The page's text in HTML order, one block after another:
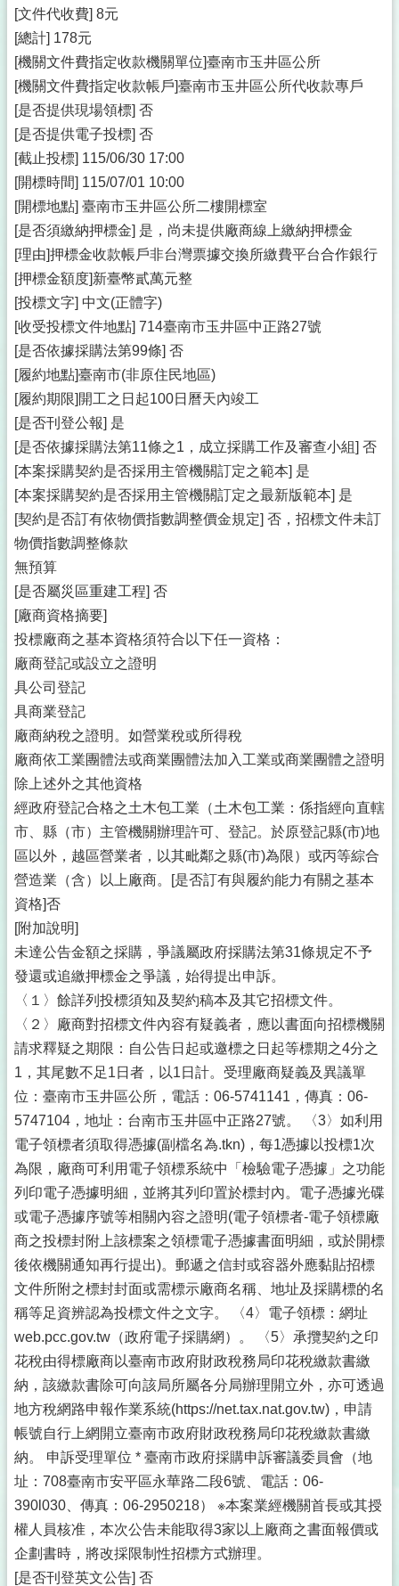
[文件代收費] 8元
[總計] 178元
[機關文件費指定收款機關單位]臺南市玉井區公所
[機關文件費指定收款帳戶]臺南市玉井區公所代收款專戶
[是否提供現場領標] 否
[是否提供電子投標] 否
[截止投標] 115/06/30 17:00
[開標時間] 115/07/01 10:00
[開標地點] 臺南市玉井區公所二樓開標室
[是否須繳納押標金] 是，尚未提供廠商線上繳納押標金
[理由]押標金收款帳戶非台灣票據交換所繳費平台合作銀行
[押標金額度]新臺幣貳萬元整
[投標文字] 中文(正體字)
[收受投標文件地點] 714臺南市玉井區中正路27號
[是否依據採購法第99條] 否
[履約地點]臺南市(非原住民地區)
[履約期限]開工之日起100日曆天內竣工
[是否刊登公報] 是
[是否依據採購法第11條之1，成立採購工作及審查小組] 否
[本案採購契約是否採用主管機關訂定之範本] 是
[本案採購契約是否採用主管機關訂定之最新版範本] 是
[契約是否訂有依物價指數調整價金規定] 否，招標文件未訂
物價指數調整條款
無預算
[是否屬災區重建工程] 否
[廠商資格摘要]
投標廠商之基本資格須符合以下任一資格：
廠商登記或設立之證明
具公司登記
具商業登記
廠商納稅之證明。如營業稅或所得稅
廠商依工業團體法或商業團體法加入工業或商業團體之證明
除上述外之其他資格
經政府登記合格之土木包工業（土木包工業：係指經向直轄
市、縣（市）主管機關辦理許可、登記。於原登記縣(市)地
區以外，越區營業者，以其毗鄰之縣(市)為限）或丙等綜合
營造業（含）以上廠商。[是否訂有與履約能力有關之基本
資格]否
[附加說明]
未達公告金額之採購，爭議屬政府採購法第31條規定不予
發還或追繳押標金之爭議，始得提出申訴。
〈１〉餘詳列投標須知及契約稿本及其它招標文件。
〈２〉廠商對招標文件內容有疑義者，應以書面向招標機關
請求釋疑之期限：自公告日起或邀標之日起等標期之4分之
1，其尾數不足1日者，以1日計。受理廠商疑義及異議單
位：臺南市玉井區公所，電話：06-5741141，傳真：06-
5747104，地址：台南市玉井區中正路27號。 〈3〉如利用
電子領標者須取得憑據(副檔名為.tkn)，每1憑據以投標1次
為限，廠商可利用電子領標系統中「檢驗電子憑據」之功能
列印電子憑據明細，並將其列印置於標封內。電子憑據光碟
或電子憑據序號等相關內容之證明(電子領標者-電子領標廠
商之投標封附上該標案之領標電子憑據書面明細，或於開標
後依機關通知再行提出)。郵遞之信封或容器外應黏貼招標
文件所附之標封封面或需標示廠商名稱、地址及採購標的名
稱等足資辨認為投標文件之文字。 〈4〉電子領標：網址
web.pcc.gov.tw（政府電子採購網）。 〈5〉承攬契約之印
花稅由得標廠商以臺南市政府財政稅務局印花稅繳款書繳
納，該繳款書除可向該局所屬各分局辦理開立外，亦可透過
地方稅網路申報作業系統(https://net.tax.nat.gov.tw)，申請
帳號自行上網開立臺南市政府財政稅務局印花稅繳款書繳
納。 申訴受理單位 * 臺南市政府採購申訴審議委員會（地
址：708臺南市安平區永華路二段6號、電話：06-
390l030、傳真：06-2950218） ※本案業經機關首長或其授
權人員核准，本次公告未能取得3家以上廠商之書面報價或
企劃書時，將改採限制性招標方式辦理。
[是否刊登英文公告] 否